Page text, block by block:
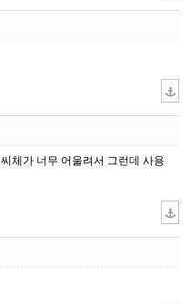
체가 너무 어울려서 그런데 사용